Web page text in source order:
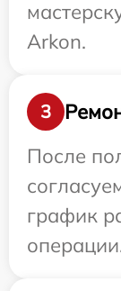
Arkon.
3
После
график